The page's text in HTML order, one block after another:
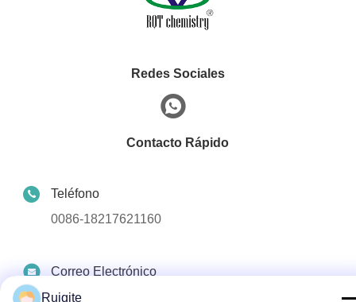
Redes Sociales
Contacto Rápido
Teléfono
0086-18217621160
Correo Electrónico
coco@richite.com
Ruiqite